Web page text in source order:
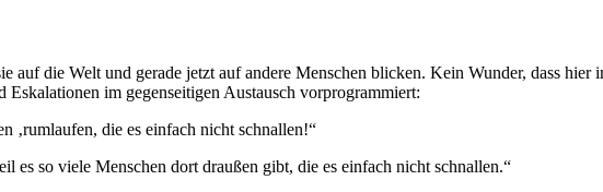
die Welt und gerade jetzt auf andere Menschen blicken. Kein Wunder, dass hier
im gegenseitigen Austausch vorprogrammiert:
‚rumlaufen, die es einfach nicht schnallen!“
es so viele Menschen dort draußen gibt, die es einfach nicht schnallen.“